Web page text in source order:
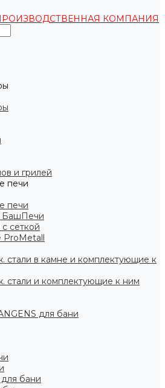
КОМПАНИЯ
и грилей
печи
печи
БашПечи
сеткой
ProMetall
стали в камне и комплектующие к
стали и комплектующие к ним
для бани
бани